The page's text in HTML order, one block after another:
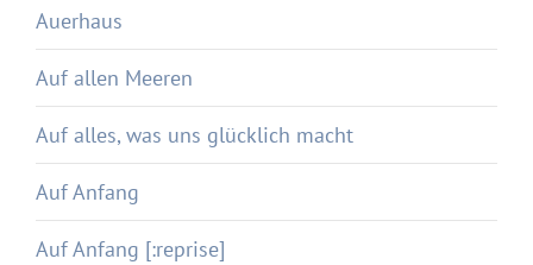
Auerhaus
Auf allen Meeren
Auf alles, was uns glücklich macht
Auf Anfang
Auf Anfang [:reprise]